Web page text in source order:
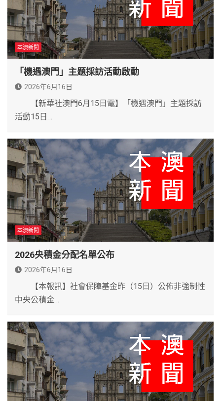
本澳新聞
「機遇澳門」主題採訪活動啟動
2026年6月16日
【新華社澳門6月15日電】「機遇澳門」主題採訪
活動15日…
本澳新聞
2026央積金分配名單公布
2026年6月16日
【本報訊】社會保障基金昨（15日）公佈非強制性
中央公積金…